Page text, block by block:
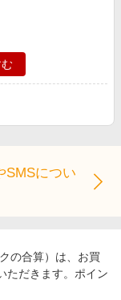
SMSについ
の合算）は、お買
ただきます。ポイン